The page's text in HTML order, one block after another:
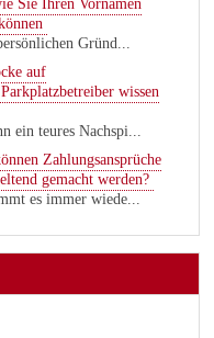
Sie Ihren Vornamen
Gründ...
auf
wissen
ein teures Nachspi...
Zahlungsansprüche
gemacht werden?
es immer wiede...